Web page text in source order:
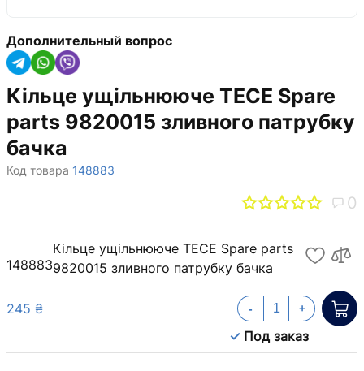
Дополнительный вопрос
Кільце ущільнююче TECE Spare
parts 9820015 зливного патрубку
бачка
Код товара 148883
0
148883
Кільце ущільнююче TECE Spare parts
9820015 зливного патрубку бачка
245 ₴
Под заказ
- +